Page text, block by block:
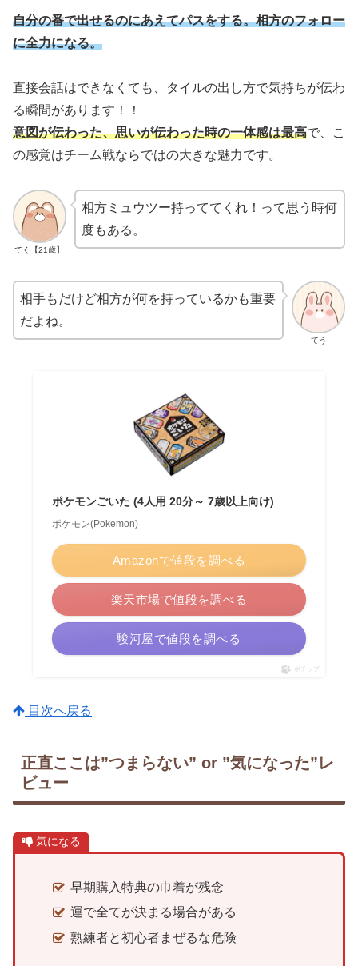
自分の番で出せるのにあえてパスをする。相方のフォロー
に全力になる。
直接会話はできなくても、タイルの出し方で気持ちが伝わ
る瞬間があります！！
意図が伝わった、思いが伝わった時の一体感は最高で、こ
の感覚はチーム戦ならではの大きな魅力です。
てく【21歳】
相方ミュウツー持っててくれ！って思う時何
度もある。
てう
相手もだけど相方が何を持っているかも重要
だよね。
ポケモンごいた (4人用 20分～ 7歳以上向け)
ポケモン(Pokemon)
Amazonで値段を調べる
楽天市場で値段を調べる
駿河屋で値段を調べる
ポチップ
目次へ戻る
正直ここは”つまらない” or ”気になった”レ
ビュー
気になる
早期購入特典の巾着が残念
運で全てが決まる場合がある
熟練者と初心者まぜるな危険